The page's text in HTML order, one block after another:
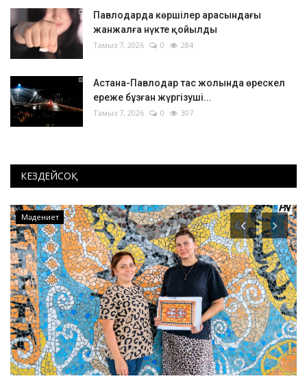
Павлодарда көршілер арасындағы
жанжалға нүкте қойылды
Тамыз 7, 2026 0 284
Астана-Павлодар тас жолында өрескел
ереже бұзған жүргізуші...
Тамыз 7, 2026 0 307
КЕЗДЕЙСОҚ
Экология